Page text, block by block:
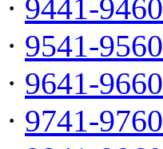
· 9441-9460
· 9541-9560
· 9641-9660
· 9741-9760